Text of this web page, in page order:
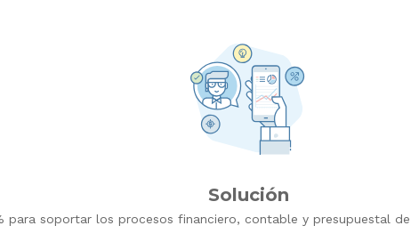
Solución
para soportar los procesos financiero, contable y presupuestal